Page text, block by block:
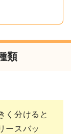
類
く分けると
ースバッ